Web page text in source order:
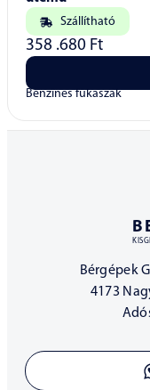
Szállítható
358 .680 Ft
Benzines fűkaszák
Bérgépek
4173